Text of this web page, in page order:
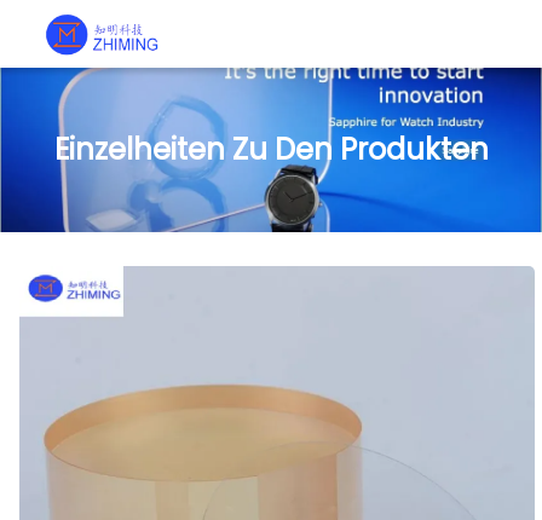
Einzelheiten Zu Den Produkten